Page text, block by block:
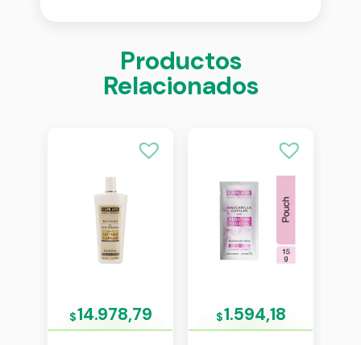
Productos
Relacionados
$14.978,79 $1.594,18